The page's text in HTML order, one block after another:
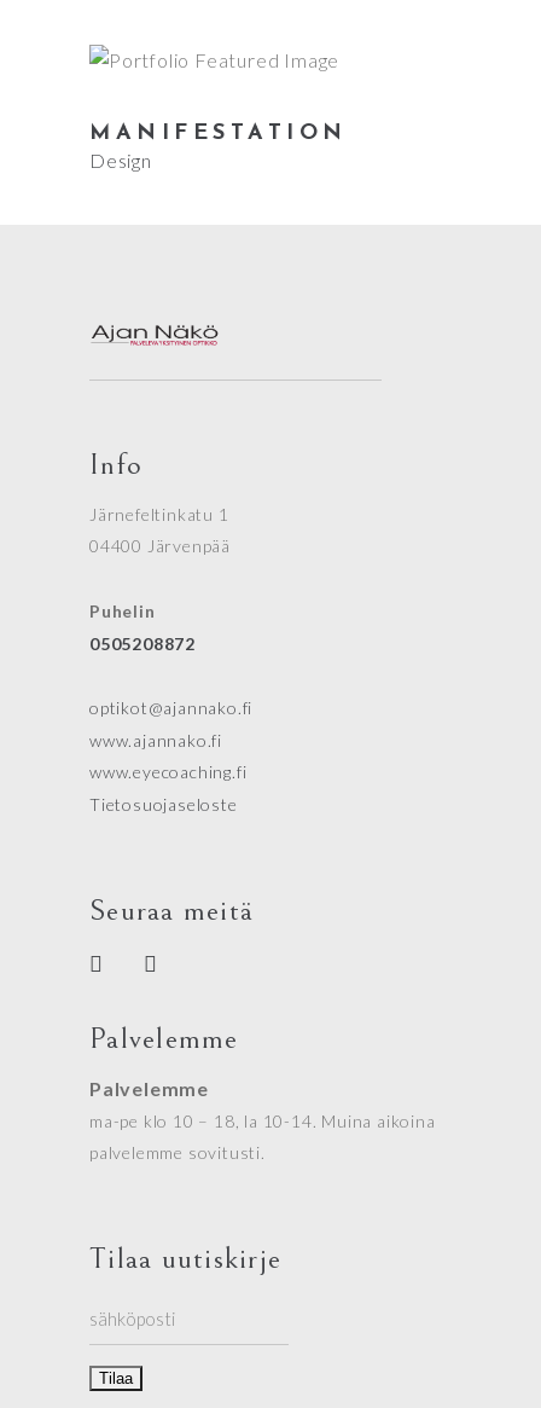
MANIFESTATION
Design
Info
Järnefeltinkatu 1
04400 Järvenpää
Puhelin
0505208872
optikot@ajannako.fi
www.ajannako.fi
www.eyecoaching.fi
Tietosuojaseloste
Seuraa meitä
Palvelemme
Palvelemme
ma-pe klo 10 – 18, la 10-14. Muina aikoina
palvelemme sovitusti.
Tilaa uutiskirje